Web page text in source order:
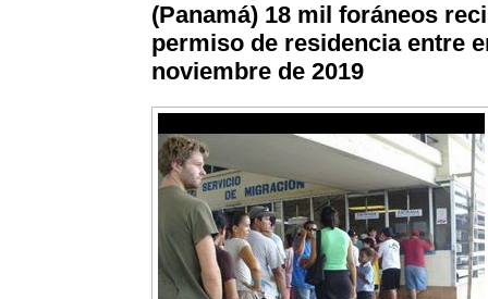
(Panamá) 18 mil foráneos
permiso de residencia entre
noviembre de 2019